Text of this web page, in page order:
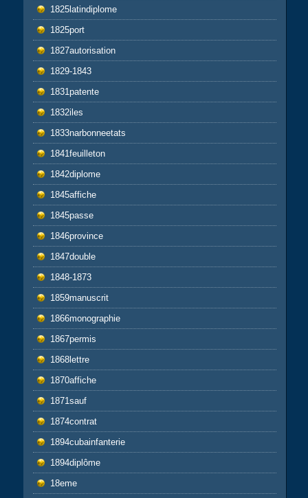
1825latindiplome
1825port
1827autorisation
1829-1843
1831patente
1832iles
1833narbonneetats
1841feuilleton
1842diplome
1845affiche
1845passe
1846province
1847double
1848-1873
1859manuscrit
1866monographie
1867permis
1868lettre
1870affiche
1871sauf
1874contrat
1894cubainfanterie
1894diplôme
18eme